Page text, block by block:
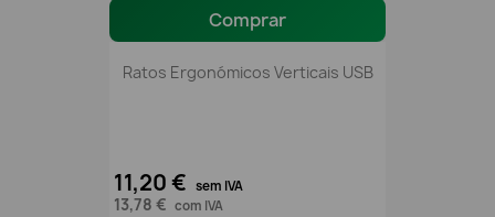
Comprar
Ratos Ergonómicos Verticais USB
11,20 € sem IVA
13,78 € com IVA